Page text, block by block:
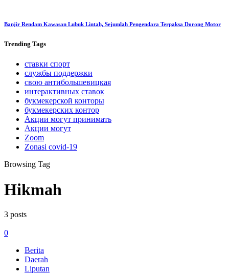
Banjir Rendam Kawasan Lubuk Lintah, Sejumlah Pengendara Terpaksa Dorong Motor
Trending Tags
ставки спорт
службы поддержки
свою антибольшевицкая
интерактивных ставок
букмекерской конторы
букмекерских контор
Акции могут принимать
Акции могут
Zoom
Zonasi covid-19
Browsing Tag
Hikmah
3 posts
0
Berita
Daerah
Liputan